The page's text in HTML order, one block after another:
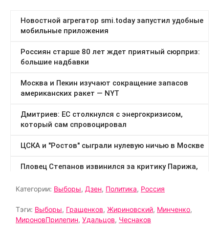
Категории: Выборы, Дзен, Политика, Россия
Тэги: Выборы, Гращенков, Жириновский, Минченко,
МироновПрилепин, Удальцов, Чеснаков